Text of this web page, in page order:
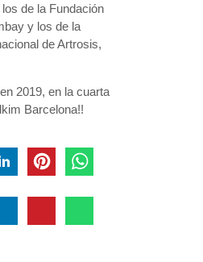
de la Fundación
y los de la
de Artrosis,
2019, en la cuarta
Barcelona!!